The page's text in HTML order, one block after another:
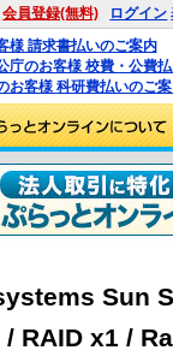
会員登録(無料) ログイン
様 請求書払いのご案内
庁のお客様 校費・公費
お客様 科研費払いのご
Sun
/ RAID x1 /